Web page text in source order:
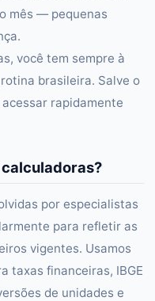
mês — pequenas
você tem sempre à
brasileira. Salve o
rapidamente
por especialistas
para refletir as
vigentes. Usamos
taxas financeiras, IBGE
de unidades e